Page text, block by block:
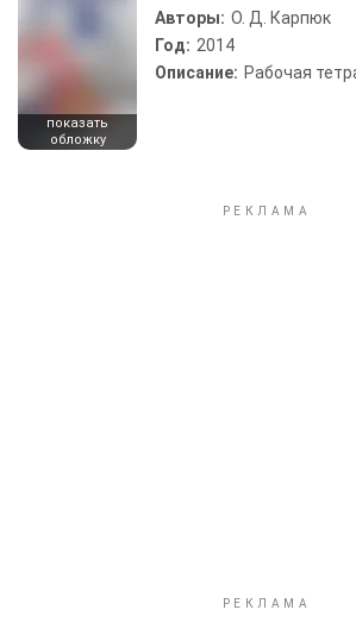
показать
обложку
Авторы: О. Д. Карпюк
Год: 2014
Описание: Рабочая